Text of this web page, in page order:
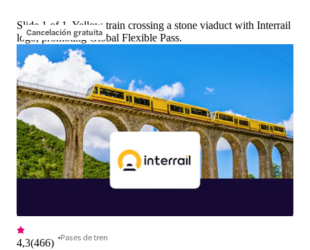
Cancelación gratuita
Slide 1 of 1, Yellow train crossing a stone viaduct with Interrail
logo, promoting Global Flexible Pass.
4,3(466) Pases de tren